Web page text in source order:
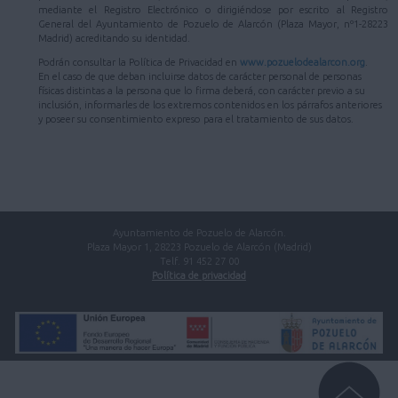
mediante el Registro Electrónico o dirigiéndose por escrito al Registro
General del Ayuntamiento de Pozuelo de Alarcón (Plaza Mayor, nº1-28223
Madrid) acreditando su identidad.
Podrán consultar la Política de Privacidad en www.pozuelodealarcon.org
En el caso de que deban incluirse datos de carácter personal de personas
físicas distintas a la persona que lo firma deberá, con carácter previo a su
inclusión, informarles de los extremos contenidos en los párrafos anteriores
y poseer su consentimiento expreso para el tratamiento de sus datos.
Ayuntamiento de Pozuelo de Alarcón.
Plaza Mayor 1, 28223 Pozuelo de Alarcón (Madrid)
Telf. 91 452 27 00
Política de privacidad